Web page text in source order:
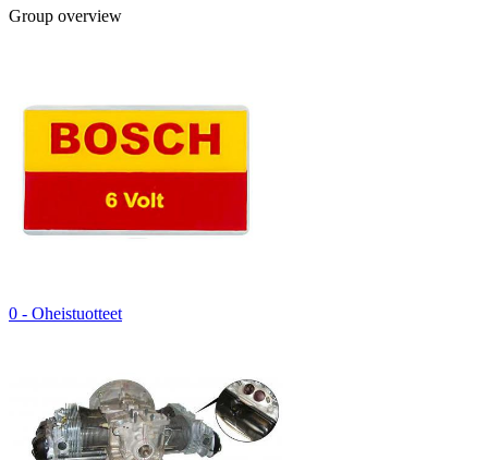
Group overview
0 - Oheistuotteet